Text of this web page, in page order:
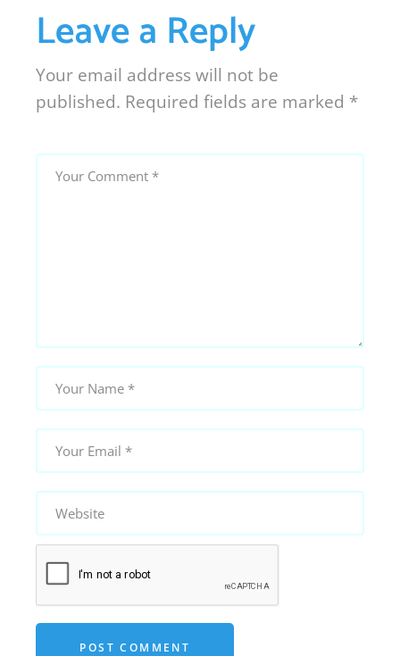
Leave a Reply
Your email address will not be
published. Required fields are marked *
POST COMMENT